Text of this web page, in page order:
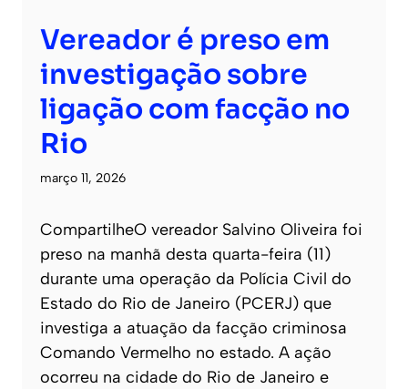
Vereador é preso em
investigação sobre
ligação com facção no
Rio
março 11, 2026
CompartilheO vereador Salvino Oliveira foi
preso na manhã desta quarta-feira (11)
durante uma operação da Polícia Civil do
Estado do Rio de Janeiro (PCERJ) que
investiga a atuação da facção criminosa
Comando Vermelho no estado. A ação
ocorreu na cidade do Rio de Janeiro e